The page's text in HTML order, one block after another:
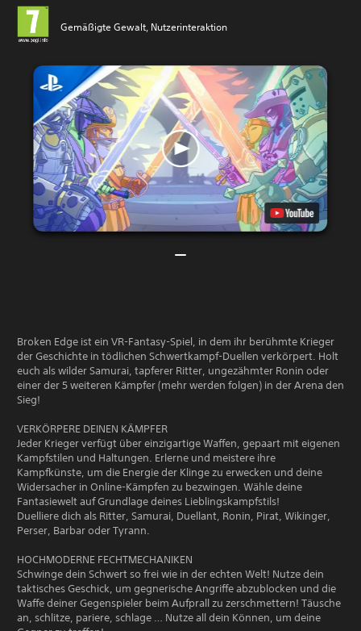
Gemäßigte Gewalt, Nutzerinteraktion
Broken Edge ist ein VR-Fantasy-Spiel, in dem ihr berühmte Krieger
der Geschichte in tödlichen Schwertkampf-Duellen verkörpert. Holt
euch als wilder Samurai, tapferer Ritter, ungezähmter Ronin oder
einer der 5 weiteren Kämpfer (mehr werden folgen) in der Arena den
Sieg!
VERKÖRPERE DEINEN KÄMPFER
Jeder Krieger verfügt über einzigartige Waffen, gepaart mit eigenen
Kampfstilen und Haltungen. Erlerne und meistere ihre
Kampfkünste, um die Energie der Klinge zu erwecken und deine
Widersacher in Online-Kämpfen zu bezwingen. Wähle deine
Fantasiewelt auf Grundlage deines Lieblingskampfstils!
Duelliere dich als Ritter, Samurai, Duellant, Ronin, Pirat, Wikinger,
Perser, Barbar oder Tyrann.
HOCHMODERNE FECHTMECHANIKEN
Schwinge dein Schwert so frei wie in der echten Welt! Nutze dein
taktisches Geschick, um gegnerische Angriffe abzublocken und die
Waffe deiner Gegenspieler beim Aufprall zu zerschmettern! Täusche
an, schlitze, pariere, schlage … Nutze all dein Können, um deine